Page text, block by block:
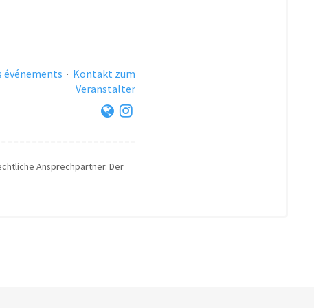
événements · Kontakt zum
Veranstalter
Ansprechpartner. Der